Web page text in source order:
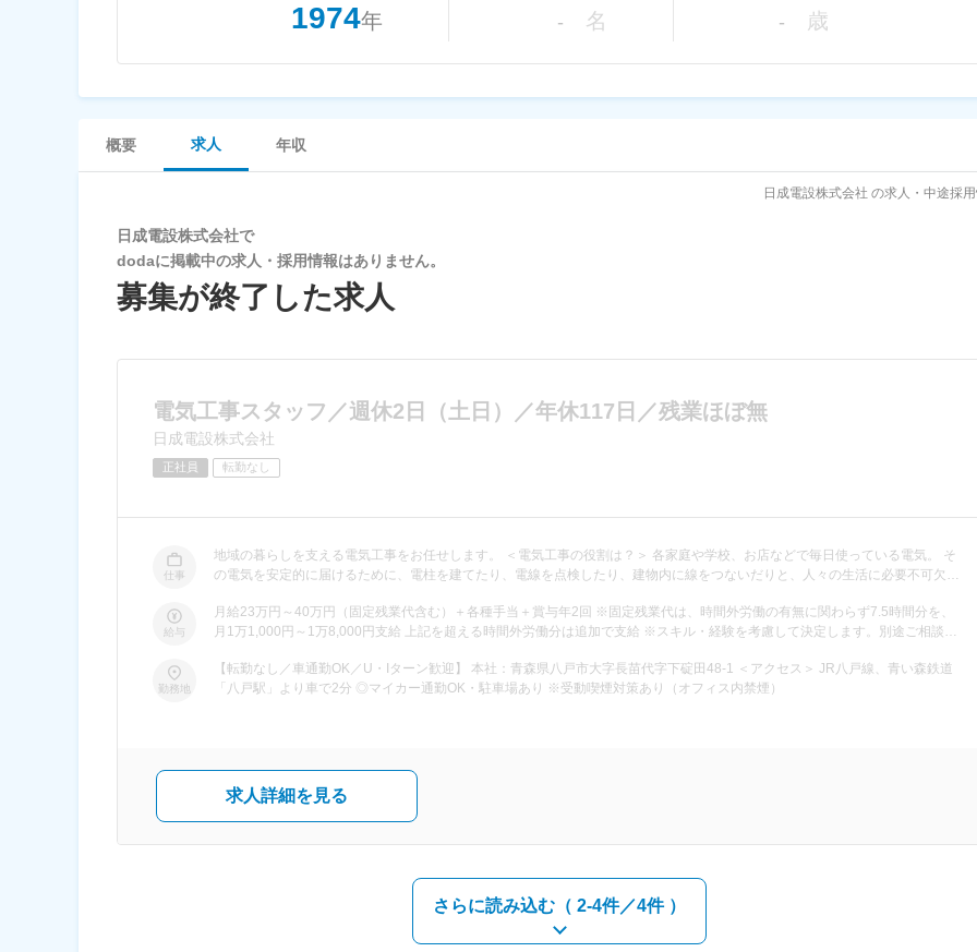
1974年 - 名 - 歳
概要 求人 年収
日成電設株式会社 の求人・中途採
日成電設株式会社で
dodaに掲載中の求人・採用情報はありません。
募集が終了した求人
電気工事スタッフ／週休2日（土日）／年休117日／残業ほぼ無
日成電設株式会社
正社員 転勤なし
仕事
地域の暮らしを支える電気工事をお任せします。 ＜電気工事の役割は？＞ 各家庭や学校、お店などで毎日使っている電気。 そ
の電気を安定的に届けるために、電柱を建てたり、電線を点検したり、建物内に線をつないだりと、人々の生活に必要不可欠な
柱を建てる作業 ・新築の家に電気を通すための電柱の設置 ・古い電柱の建て替え など ■電線の維持、張り替え作業 ・専用の
スティックを使った電線切離し、接続 ・古い電線を撤去し、新しい電線を張る作業 ■電気をつなぐ内線工事 ・ブレーカーやコ
◎1チーム2～6名で現場に向かいます。 ◎工期は半日～3カ月ほど。 ◎担当エリアは八戸市・三戸郡、その近郊のみで、遠方出
張や転勤はありません。 ◎事務作業はほとんどなく、基本的に定時退社です。 ＿＿＿＿＿＿＿＿ ＼入社後の流れ／ ￣￣￣V￣
2種をお持ちの方は、1種へのレベルアップや 施工管理資格の取得にも挑戦できます◎ ＜あなたの成長をしっかりサポート！
＞ 最初の1カ月～2カ月は、分からないことばかりで当然。 工具の名前、材料の種類、仕事の流れなど、一つずつノートにメモ
していきましょう。 先輩が内容を確認しながらアドバイスし、困ったらいつでもメモを見て復習できるので、効率良く学べま
給与
月給23万円～40万円（固定残業代含む）＋各種手当＋賞与年2回 ※固定残業代は、時間外労働の有無に関わらず7.5時間分を、
月1万1,000円～1万8,000円支給 上記を超える時間外労働分は追加で支給 ※スキル・経験を考慮して決定します。別途ご相談下
勤務地
【転勤なし／車通勤OK／U・Iターン歓迎】 本社：青森県八戸市大字長苗代字下碇田48-1 ＜アクセス＞ JR八戸線、青い森鉄道
「八戸駅」より車で2分 ◎マイカー通勤OK・駐車場あり ※受動喫煙対策あり（オフィス内禁煙）
求人詳細を見る
さらに読み込む（ 2-4件／4件 ）